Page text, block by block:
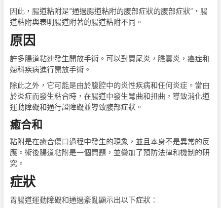
因此，腸道粘附是“通過腸道粘附的腹部症狀的腹部症狀”，腸
道粘附與表明腸道附著的腸道粘附不同。
原因
許多腸道粘連發生開放手術。可以對闌尾炎，膽囊炎，癌症和
婦科疾病進行開放手術。
除此之外，它可能是由於腹腔中的炎性疾病和任何炎症。當由
於炎症而發生粘合時，在腸道中發生彎曲和扭曲，導致消化道
運動障礙和通行證障礙並導致腹部症狀。
癒合和
粘附是在癒合傷口過程中發生的現象，並且本身不是異常的反
應。術後腸道粘附是一個問題，並疊加了預防法律和機制的研
究。
症狀
胃腸道運動障礙和通過紊亂顯示出以下症狀：